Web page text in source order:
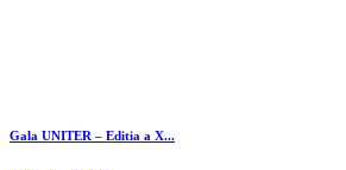
Gala UNITER – Editia a X...